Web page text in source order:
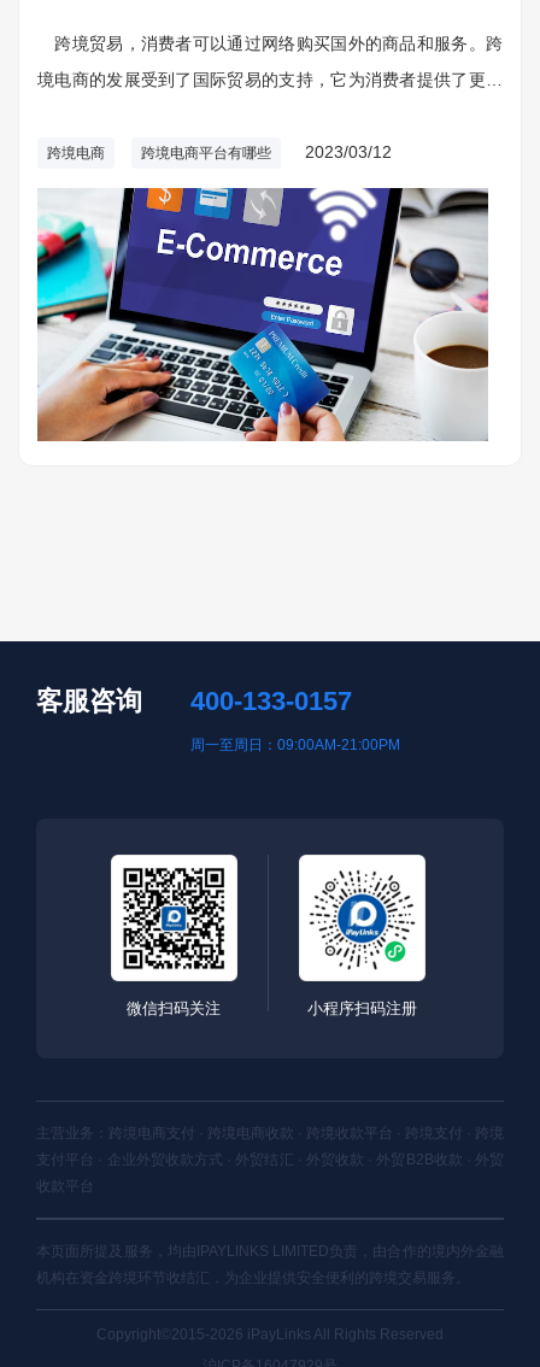
跨境贸易，消费者可以通过网络购买国外的商品和服务。跨
境电商的发展受到了国际贸易的支持，它为消费者提供了更多
意什么呢？
跨境电商 跨境电商平台有哪些 2023/03/12
客服咨询 400-133-0157
周一至周日：09:00AM-21:00PM
微信扫码关注 小程序扫码注册
主营业务：跨境电商支付 · 跨境电商收款 · 跨境收款平台 · 跨境支付 · 跨境
支付平台 · 企业外贸收款方式 · 外贸结汇 · 外贸收款 · 外贸B2B收款 · 外贸
收款平台
本页面所提及服务，均由IPAYLINKS LIMITED负责，由合作的境内外金融
机构在资金跨境环节收结汇，为企业提供安全便利的跨境交易服务。
Copyright©2015-2026 iPayLinks All Rights Reserved